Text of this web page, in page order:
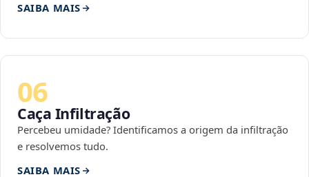
SAIBA MAIS
06
Caça Infiltração
Percebeu umidade? Identificamos a origem da infiltração
e resolvemos tudo.
SAIBA MAIS